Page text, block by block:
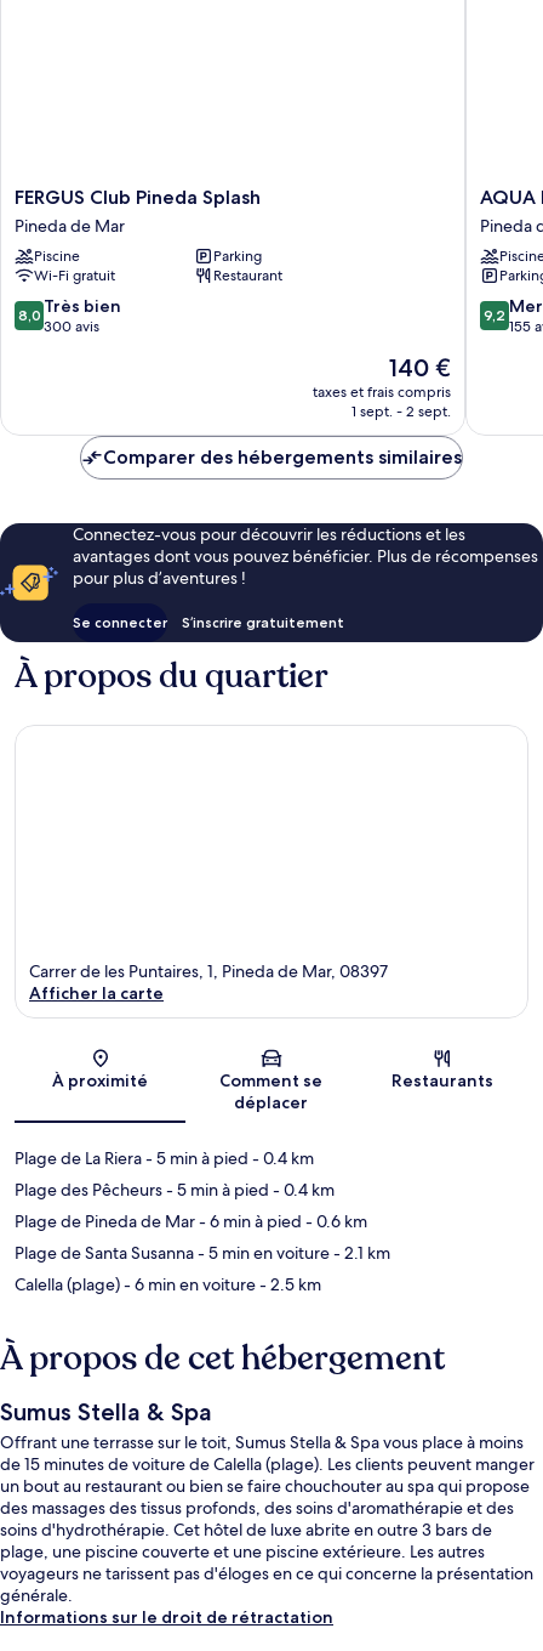
FERGUS
Club
Pineda
Splash
Pineda
de
Mar
FERGUS Club Pineda Splash
Pineda de Mar
Piscine
Parking
Wi-Fi gratuit
Restaurant
8.0
sur
8,0 Très bien
300 avis
Le
nouveau
prix
de
140 €
taxes et frais compris
1 sept. - 2 sept.
AQUA
Hotel
&
Spa
Pineda
de
AQUA
Pineda
9.2
sur
9,2
155
Comparer des hébergements similaires
Connectez-vous pour découvrir les réductions et les
avantages dont vous pouvez bénéficier. Plus de récompenses
pour plus d’aventures !
Se connecter S’inscrire gratuitement
À propos du quartier
Carte
Carrer de les Puntaires, 1, Pineda de Mar, 08397
Afficher la carte
À proximité
Comment se
déplacer
Restaurants
Plage de La Riera- 5 min à pied - 0.4 km
Plage des Pêcheurs- 5 min à pied - 0.4 km
Plage de Pineda de Mar- 6 min à pied - 0.6 km
Plage de Santa Susanna- 5 min en voiture- 2.1 km
Calella (plage)- 6 min en voiture- 2.5 km
À propos de cet hébergement
Sumus Stella & Spa
Offrant une terrasse sur le toit, Sumus Stella & Spa vous place à moins
de 15 minutes de voiture de Calella (plage). Les clients peuvent manger
un bout au restaurant ou bien se faire chouchouter au spa qui propose
des massages des tissus profonds, des soins d'aromathérapie et des
soins d'hydrothérapie. Cet hôtel de luxe abrite en outre 3 bars de
plage, une piscine couverte et une piscine extérieure. Les autres
voyageurs ne tarissent pas d'éloges en ce qui concerne la présentation
générale.
Informations sur le droit de rétractation